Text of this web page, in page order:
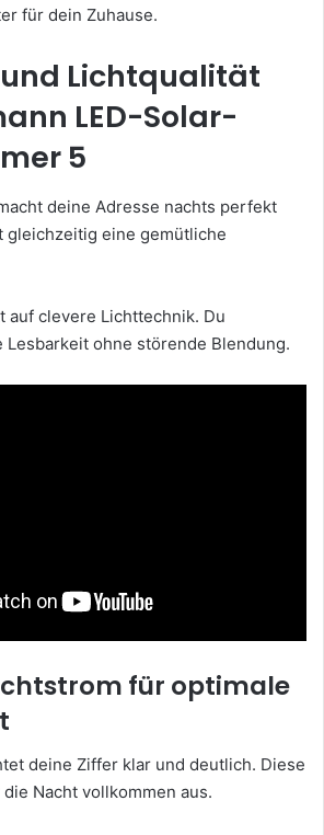
für dein Zuhause.
Lichtqualität
LED-Solar-
5
deine Adresse nachts perfekt
gleichzeitig eine gemütliche
auf clevere Lichttechnik. Du
Lesbarkeit ohne störende Blendung.
für optimale
deine Ziffer klar und deutlich. Diese
Nacht vollkommen aus.